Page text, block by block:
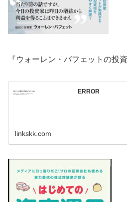
『ウォーレン・バフェットの投
ERROR
linkskk.com